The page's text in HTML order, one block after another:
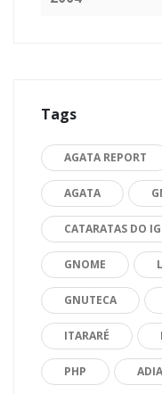
Tags
AGATA REPORT
AGATA
CATARATAS DO
GNOME
GNUTECA
ITARARÉ
PHP